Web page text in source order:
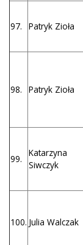
97. Patryk Zioła
98. Patryk Zioła
99.
Katarzyna
Siwczyk
100. Julia Walczak